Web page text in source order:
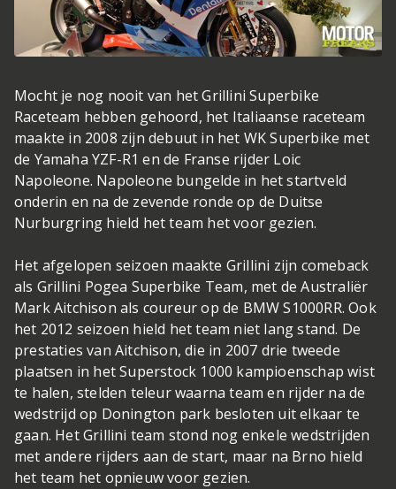
Mocht je nog nooit van het Grillini Superbike
Raceteam hebben gehoord, het Italiaanse raceteam
maakte in 2008 zijn debuut in het WK Superbike met
de Yamaha YZF-R1 en de Franse rijder Loic
Napoleone. Napoleone bungelde in het startveld
onderin en na de zevende ronde op de Duitse
Nurburgring hield het team het voor gezien.
Het afgelopen seizoen maakte Grillini zijn comeback
als Grillini Pogea Superbike Team, met de Australiër
Mark Aitchison als coureur op de BMW S1000RR. Ook
het 2012 seizoen hield het team niet lang stand. De
prestaties van Aitchison, die in 2007 drie tweede
plaatsen in het Superstock 1000 kampioenschap wist
te halen, stelden teleur waarna team en rijder na de
wedstrijd op Donington park besloten uit elkaar te
gaan. Het Grillini team stond nog enkele wedstrijden
met andere rijders aan de start, maar na Brno hield
het team het opnieuw voor gezien.